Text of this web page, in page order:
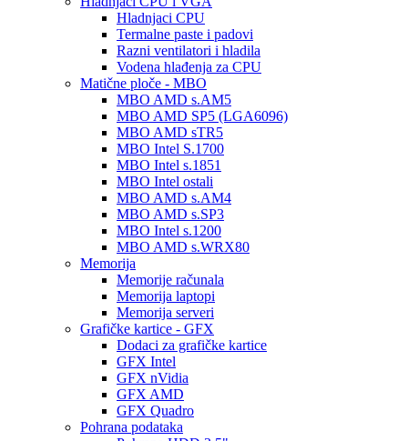
Hladnjaci CPU
Termalne paste i padovi
Razni ventilatori i hladila
Vodena hlađenja za CPU
Matične ploče - MBO
MBO AMD s.AM5
MBO AMD SP5 (LGA6096)
MBO AMD sTR5
MBO Intel S.1700
MBO Intel s.1851
MBO Intel ostali
MBO AMD s.AM4
MBO AMD s.SP3
MBO Intel s.1200
MBO AMD s.WRX80
Memorija
Memorije računala
Memorija laptopi
Memorija serveri
Grafičke kartice - GFX
Dodaci za grafičke kartice
GFX Intel
GFX nVidia
GFX AMD
GFX Quadro
Pohrana podataka